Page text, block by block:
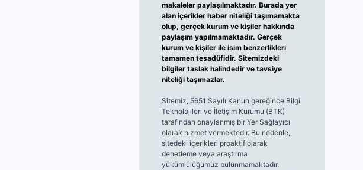
makaleler paylaşılmaktadır. Burada yer
alan içerikler haber niteliği taşımamakta
olup, gerçek kurum ve kişiler hakkında
paylaşım yapılmamaktadır. Gerçek
kurum ve kişiler ile isim benzerlikleri
tamamen tesadüfidir. Sitemizdeki
bilgiler taslak halindedir ve tavsiye
niteliği taşımazlar.
Sitemiz, 5651 Sayılı Kanun gereğince Bilgi
Teknolojileri ve İletişim Kurumu (BTK)
tarafından onaylanmış bir Yer Sağlayıcı
olarak hizmet vermektedir. Bu nedenle,
sitedeki içerikleri proaktif olarak
denetleme veya araştırma
yükümlülüğümüz bulunmamaktadır.